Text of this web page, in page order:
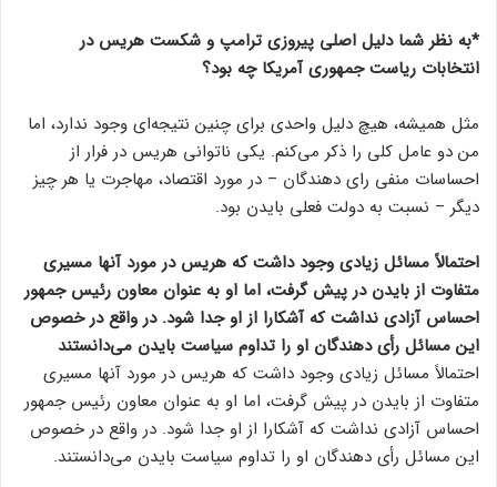
*به نظر شما دلیل اصلی پیروزی ترامپ و شکست هریس در
انتخابات ریاست جمهوری آمریکا چه بود؟
مثل همیشه، هیچ دلیل واحدی برای چنین نتیجه‌ای وجود ندارد، اما
من دو عامل کلی را ذکر می‌کنم. یکی ناتوانی هریس در فرار از
احساسات منفی رای دهندگان – در مورد اقتصاد، مهاجرت یا هر چیز
دیگر – نسبت به دولت فعلی بایدن بود.
احتمالاً مسائل زیادی وجود داشت که هریس در مورد آنها مسیری
متفاوت از بایدن در پیش گرفت، اما او به عنوان معاون رئیس جمهور
احساس آزادی نداشت که آشکارا از او جدا شود. در واقع در خصوص
این مسائل رأی دهندگان او را تداوم سیاست بایدن می‌دانستند
احتمالاً مسائل زیادی وجود داشت که هریس در مورد آنها مسیری
متفاوت از بایدن در پیش گرفت، اما او به عنوان معاون رئیس جمهور
احساس آزادی نداشت که آشکارا از او جدا شود. در واقع در خصوص
این مسائل رأی دهندگان او را تداوم سیاست بایدن می‌دانستند.